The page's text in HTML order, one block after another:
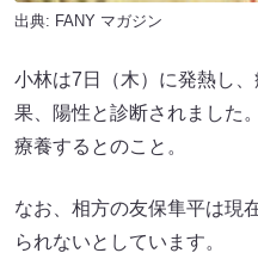
出典: FANY マガジン
小林は7日（木）に発熱し
果、陽性と診断されました
療養するとのこと。
なお、相方の友保隼平は現
られないとしています。